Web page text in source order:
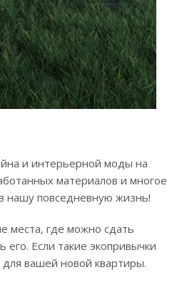
и интерьерной моды на
материалов и многое
нашу повседневную жизнь!
места, где можно сдать
Если такие экопривычки
вашей новой квартиры.